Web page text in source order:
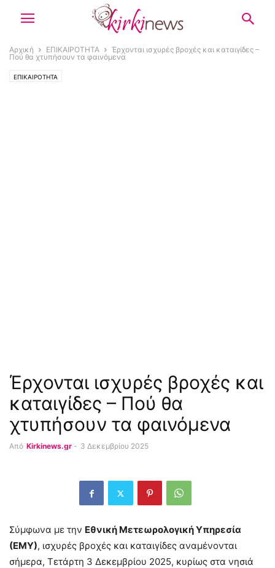
Αρχική ΕΠΙΚΑΙΡΟΤΗΤΑ
Έρχονται ισχυρές βροχές και καταιγίδες –
Πού θα χτυπήσουν τα φαινόμενα
ΕΠΙΚΑΙΡΟΤΗΤΑ
Έρχονται ισχυρές βροχές και
καταιγίδες – Πού θα
χτυπήσουν τα φαινόμενα
Από Kirkinews.gr - 3 Δεκεμβρίου 2025
Σύμφωνα με την Εθνική Μετεωρολογική Υπηρεσία
(ΕΜΥ), ισχυρές βροχές και καταιγίδες αναμένονται
σήμερα, Τετάρτη 3 Δεκεμβρίου 2025, κυρίως στα νησιά